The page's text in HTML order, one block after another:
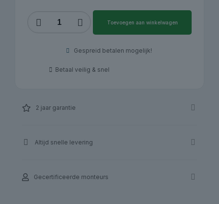
1900
aantal
Toevoegen aan winkelwagen
Gespreid betalen mogelijk!
Betaal veilig & snel
2 jaar garantie
Altijd snelle levering
Gecertificeerde monteurs